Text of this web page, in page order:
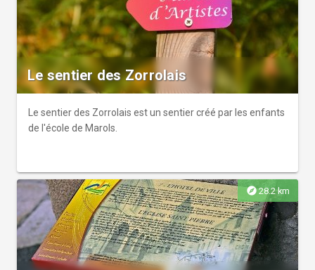
Le sentier des Zorrolais
Le sentier des Zorrolais est un sentier créé par les enfants
de l'école de Marols.
explore28.2 km